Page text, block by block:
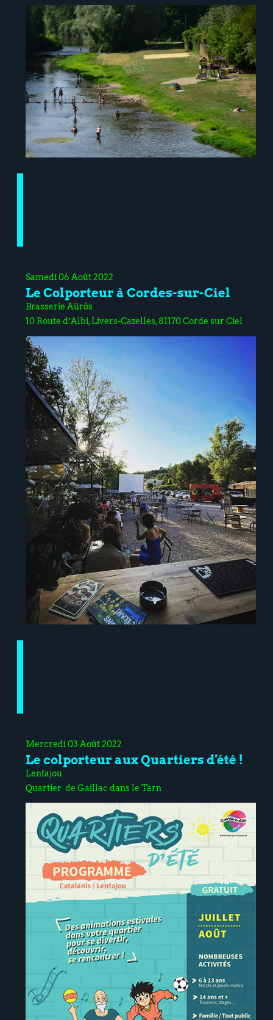
Samedi 06 Août 2022
Le Colporteur à Cordes-sur-Ciel
Brasserie Aürós
10 Route d’Albi, Livers-Cazelles, 81170 Corde sur Ciel
Mercredi 03 Août 2022
Le colporteur aux Quartiers d'été !
Lentajou
Quartier de Gaillac dans le Tarn